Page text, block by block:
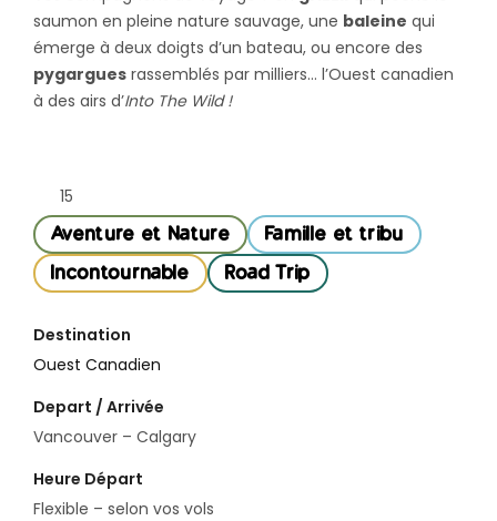
saumon en pleine nature sauvage, une baleine qui
émerge à deux doigts d’un bateau, ou encore des
pygargues rassemblés par milliers… l’Ouest canadien
à des airs d’Into The Wild !
15
Aventure et Nature
Famille et tribu
Incontournable
Road Trip
Destination
Ouest Canadien
Depart / Arrivée
Vancouver – Calgary
Heure Départ
Flexible – selon vos vols